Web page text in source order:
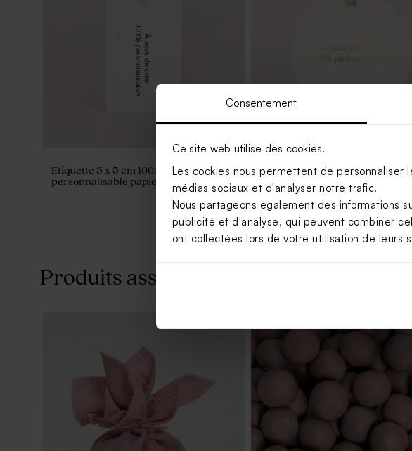
Consentement
Ce site web utilise des cookies.
Les cookies nous permettent de personnaliser
médias sociaux et d'analyser notre trafic.
Nous partageons également des informations
publicité et d'analyse, qui peuvent combiner
ont collectées lors de votre utilisation de leurs
Etiquette 3 x 5 cm 100%
personnalisable papier mat
Étiquette ronde dorure 100%
personnalisable
Produits associés